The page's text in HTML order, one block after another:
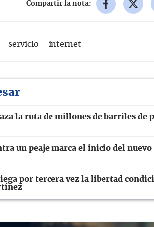
Compartir la nota:
servicio internet
la ruta de millones de barriles de
un peaje marca el inicio del
por tercera vez la libertad